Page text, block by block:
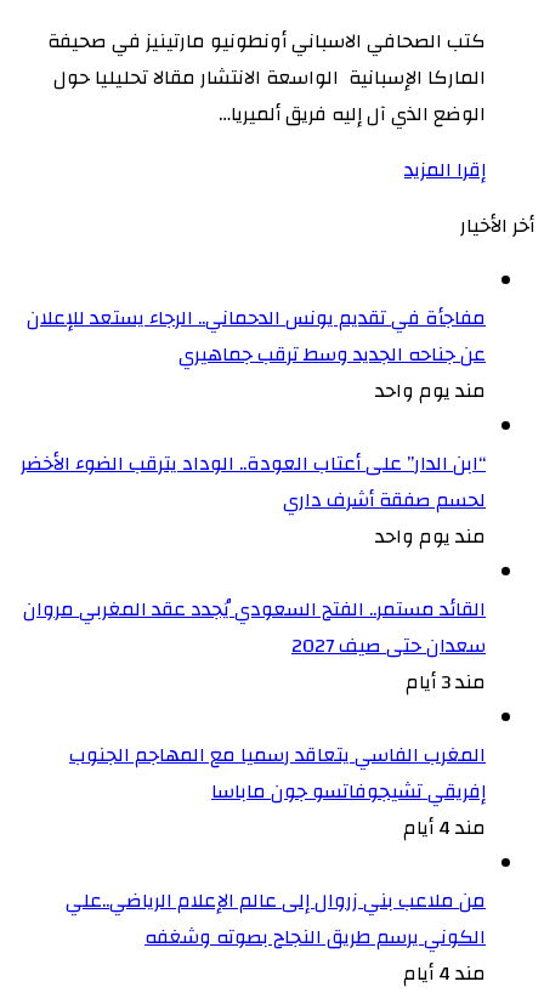
كتب الصحافي الاسباني أونطونيو مارتينيز في صحيفة
الماركا الإسبانية الواسعة الانتشار مقالا تحليليا حول
الوضع الذي آل إليه فريق ألميريا…
إقرا المزيد
أخر الأخيار
مفاجأة في تقديم يونس الدحماني.. الرجاء يستعد للإعلان
عن جناحه الجديد وسط ترقب جماهيري
مند يوم واحد
“ابن الدار” على أعتاب العودة.. الوداد يترقب الضوء الأخضر
لحسم صفقة أشرف داري
مند يوم واحد
القائد مستمر.. الفتح السعودي يُجدد عقد المغربي مروان
سعدان حتى صيف 2027
مند 3 أيام
المغرب الفاسي يتعاقد رسميا مع المهاجم الجنوب
إفريقي تشيجوفاتسو جون ماباسا
مند 4 أيام
من ملاعب بني زروال إلى عالم الإعلام الرياضي..علي
الكوني يرسم طريق النجاح بصوته وشغفه
مند 4 أيام